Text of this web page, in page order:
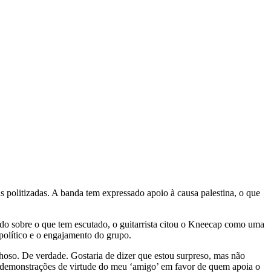
A banda tem expressado apoio à causa palestina, o que
sobre o que tem escutado, o guitarrista citou o Kneecap como uma
e o engajamento do grupo.
De verdade. Gostaria de dizer que estou surpreso, mas não
de virtude do meu ‘amigo’ em favor de quem apoia o